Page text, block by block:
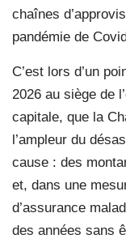
chaînes
pandémie de
C’est lors d’un
2026 au siège de
capitale, que la
l’ampleur du
cause : des
et, dans une
d’assurance
des années sans